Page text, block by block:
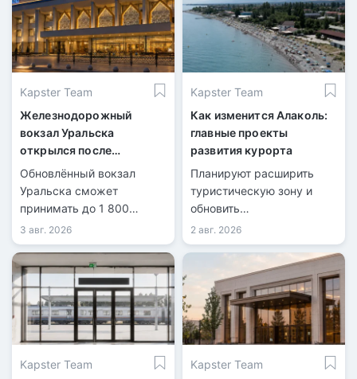
Kapster Team
Железнодорожный
вокзал Уральска
открылся после
масштабной
реконструкции
Обновлённый вокзал
Уральска сможет
принимать до 1 800
пассажиров в сутки.
3 авг. 2026
Kapster Team
Как изменится Алаколь:
главные проекты
развития курорта
Планируют расширить
туристическую зону и
обновить
инфраструктуру.
2 авг. 2026
Kapster Team
Kapster Team